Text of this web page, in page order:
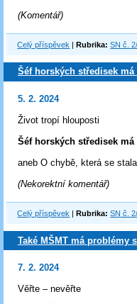
(Komentář)
Celý příspěvek |Rubrika: SN č.
Šéf horských středisek
5. 2. 2024
Život tropí hlouposti
Šéf horských středisek
aneb O chybě, která se
(Nekorektní komentář)
Celý příspěvek |Rubrika: SN č.
Také MŠMT má problémy
7. 2. 2024
Věřte – nevěřte